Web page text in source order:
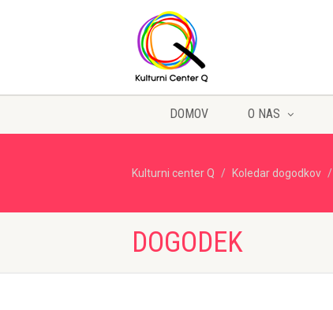
DOMOV O NAS
Kulturni center Q Koledar dogodkov
DOGODEK